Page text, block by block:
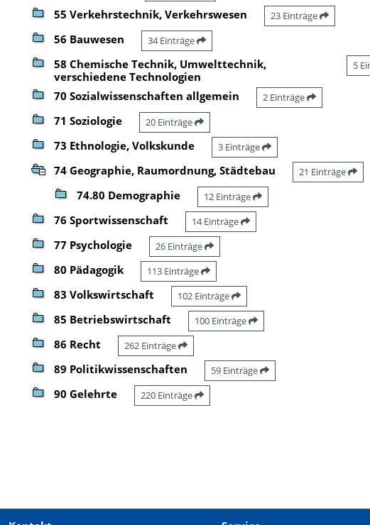
55 Verkehrstechnik, Verkehrswesen 23 Einträge
56 Bauwesen 34 Einträge
58 Chemische Technik, Umwelttechnik,
verschiedene Technologien
5
70 Sozialwissenschaften allgemein 2 Einträge
71 Soziologie 20 Einträge
73 Ethnologie, Volkskunde 3 Einträge
74 Geographie, Raumordnung, Städtebau 21 Einträge
74.80 Demographie 12 Einträge
76 Sportwissenschaft 14 Einträge
77 Psychologie 26 Einträge
80 Pädagogik 113 Einträge
83 Volkswirtschaft 102 Einträge
85 Betriebswirtschaft 100 Einträge
86 Recht 262 Einträge
89 Politikwissenschaften 59 Einträge
90 Gelehrte 220 Einträge